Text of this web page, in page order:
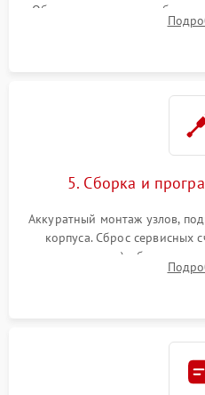
Обязательная очистка блока
печати от просыпанного
5. Сборка и
Аккуратный монтаж узлов,
корпуса. Сброс сервисных
закрепления),
калибровка цветопередачи